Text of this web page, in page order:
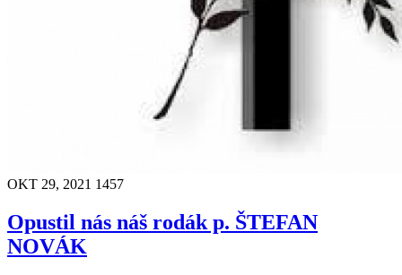
OKT 29, 2021 1457
Opustil nás náš rodák p. ŠTEFAN
NOVÁK